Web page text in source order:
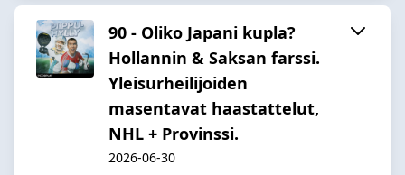
90 - Oliko Japani kupla?
Hollannin & Saksan farssi.
Yleisurheilijoiden
masentavat haastattelut,
NHL + Provinssi.
2026-06-30